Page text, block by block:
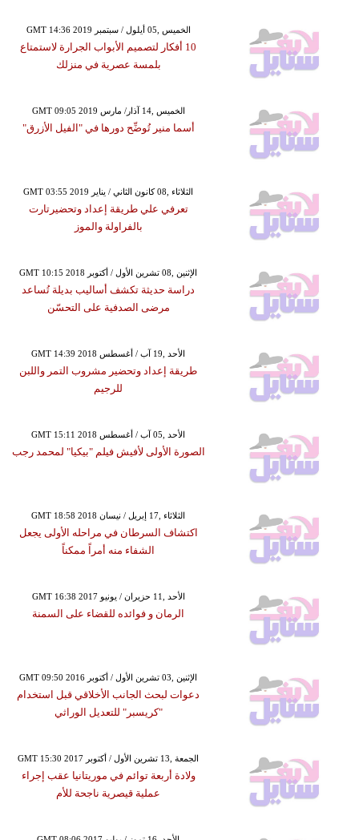
GMT 14:36 2019 الخميس ,05 أيلول / سبتمبر
10 أفكار لتصميم الأبواب الجرارة لاستمتاع
بلمسة عصرية في منزلك
GMT 09:05 2019 الخميس ,14 آذار/ مارس
أسما منير تُوضِّح دورها في "الفيل الأزرق"
GMT 03:55 2019 الثلاثاء ,08 كانون الثاني / يناير
تعرفي علي طريقة إعداد وتحضيرتارت
بالفراولة والموز
GMT 10:15 2018 الإثنين ,08 تشرين الأول / أكتوبر
دراسة حديثة تكشف أساليب بديلة تُساعد
مرضى الصدفية على التحسّن
GMT 14:39 2018 الأحد ,19 آب / أغسطس
طريقة إعداد وتحضير مشروب التمر واللبن
للرجيم
GMT 15:11 2018 الأحد ,05 آب / أغسطس
الصورة الأولى لأفيش فيلم "بيكيا" لمحمد رجب
GMT 18:58 2018 الثلاثاء ,17 إبريل / نيسان
اكتشاف السرطان في مراحله الأولى يجعل
الشفاء منه أمراً ممكناً
GMT 16:38 2017 الأحد ,11 حزيران / يونيو
الرمان و فوائده للقضاء على السمنة
GMT 09:50 2016 الإثنين ,03 تشرين الأول / أكتوبر
دعوات لبحث الجانب الأخلاقي قبل استخدام
"كريسبر" للتعديل الوراثي
GMT 15:30 2017 الجمعة ,13 تشرين الأول / أكتوبر
ولادة أربعة توائم في موريتانيا عقب إجراء
عملية قيصرية ناجحة للأم